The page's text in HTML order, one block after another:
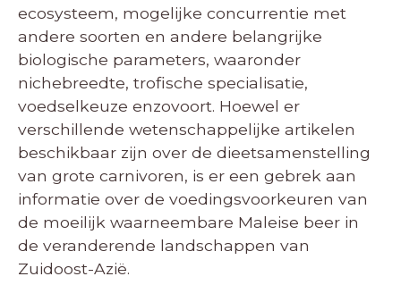
ecosysteem, mogelijke concurrentie met
andere soorten en andere belangrijke
biologische parameters, waaronder
nichebreedte, trofische specialisatie,
voedselkeuze enzovoort. Hoewel er
verschillende wetenschappelijke artikelen
beschikbaar zijn over de dieetsamenstelling
van grote carnivoren, is er een gebrek aan
informatie over de voedingsvoorkeuren van
de moeilijk waarneembare Maleise beer in
de veranderende landschappen van
Zuidoost-Azië.